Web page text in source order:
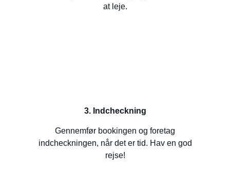
at leje.
3. Indcheckning
Gennemfør bookingen og foretag
indcheckningen, når det er tid. Hav en god
rejse!